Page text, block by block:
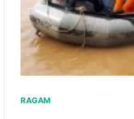
RAGAM